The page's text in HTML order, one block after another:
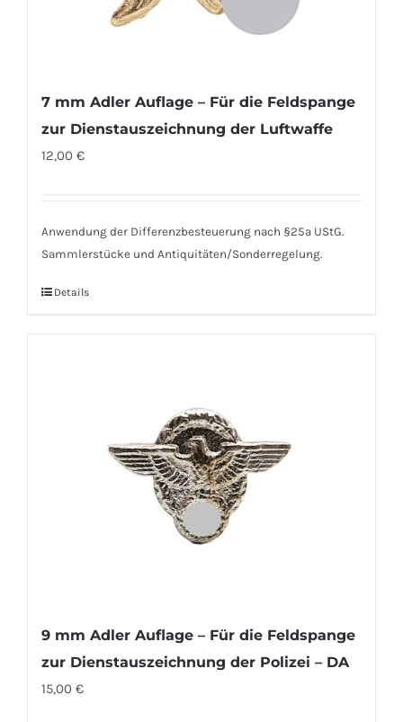
7 mm Adler Auflage – Für die Feldspange
zur Dienstauszeichnung der Luftwaffe
12,00 €
Anwendung der Differenzbesteuerung nach §25a UStG.
Sammlerstücke und Antiquitäten/Sonderregelung.
Details
9 mm Adler Auflage – Für die Feldspange
zur Dienstauszeichnung der Polizei – DA
15,00 €